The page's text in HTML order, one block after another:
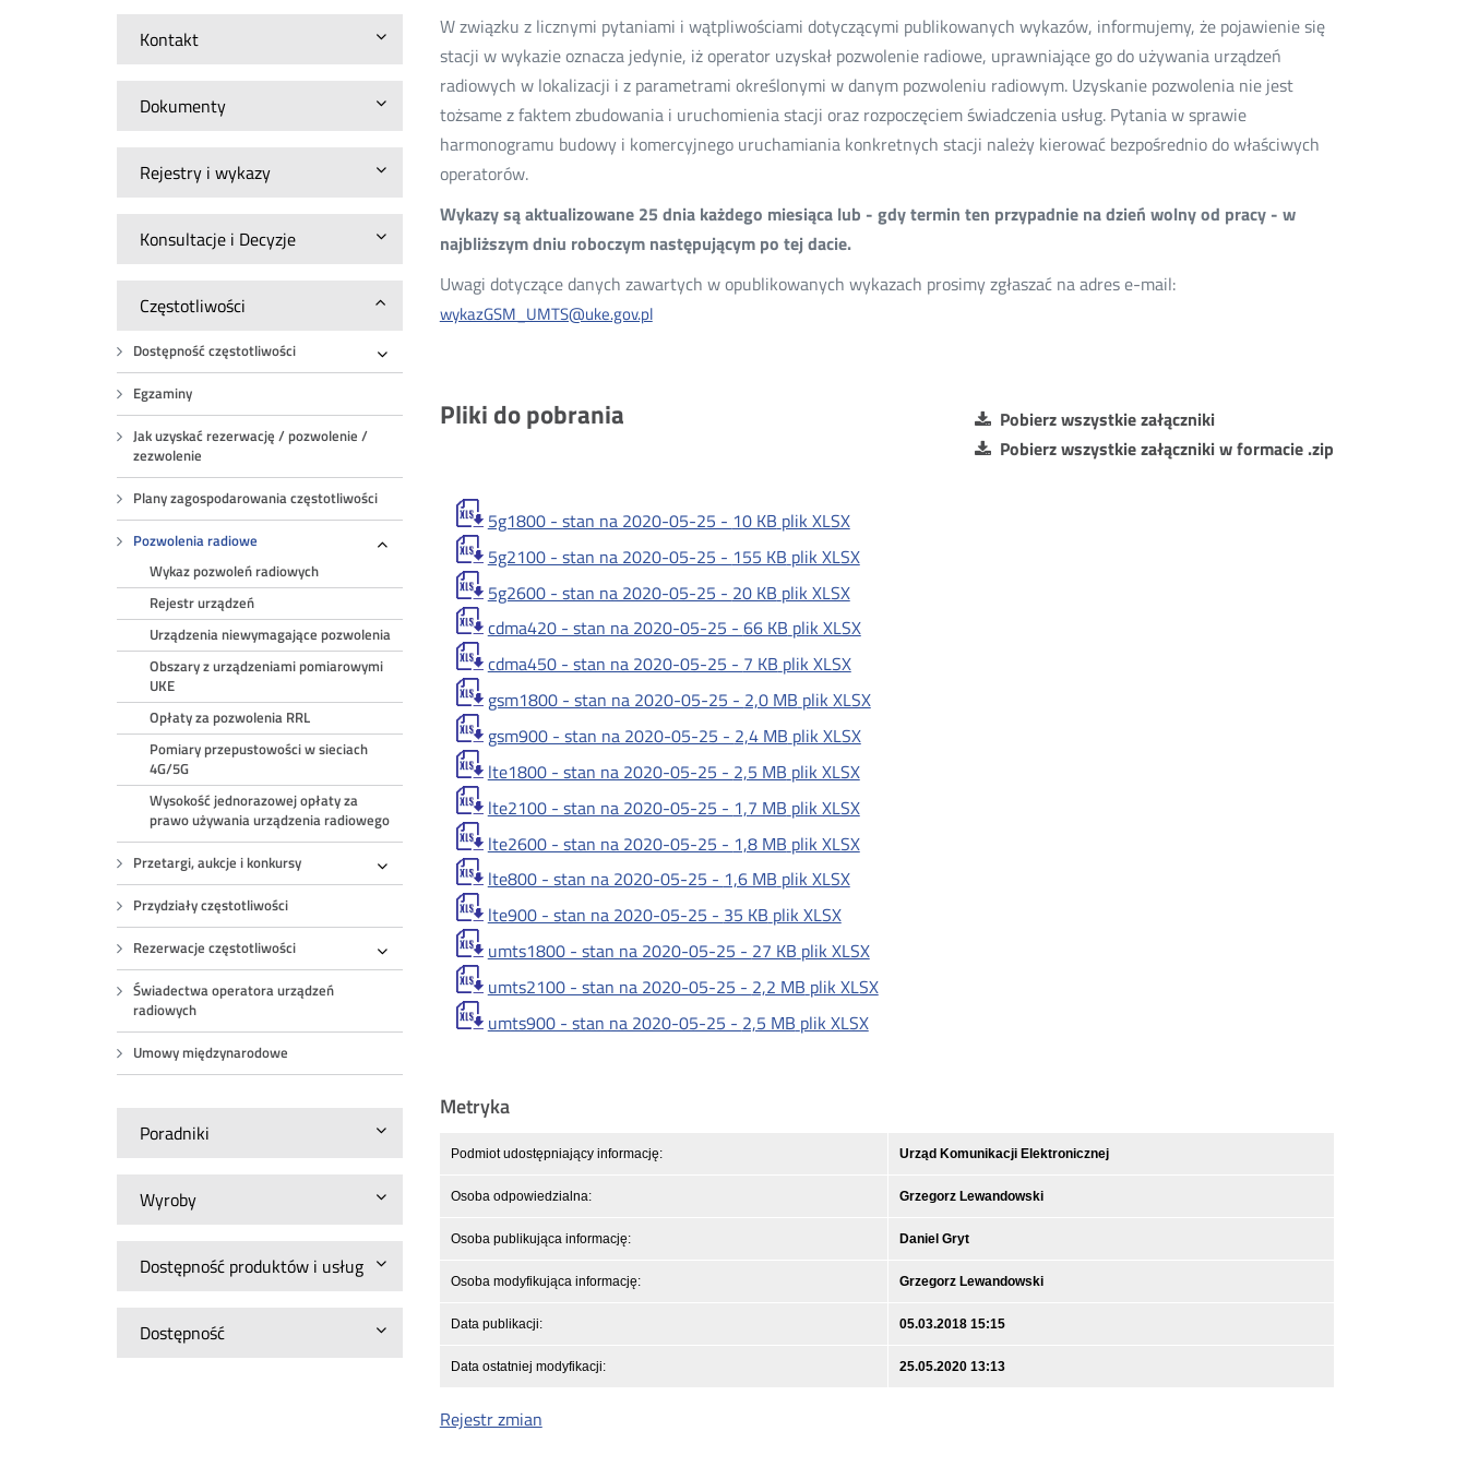
Kontakt
Dokumenty
Rejestry i wykazy
Konsultacje i Decyzje
Częstotliwości
Dostępność częstotliwości
Rozwiń
Egzaminy
Jak uzyskać rezerwację / pozwolenie /
zezwolenie
Plany zagospodarowania częstotliwości
Pozwolenia radiowe
Wykaz pozwoleń radiowych
Rejestr urządzeń
Urządzenia niewymagające pozwolenia
Obszary z urządzeniami pomiarowymi
UKE
Opłaty za pozwolenia RRL
Pomiary przepustowości w sieciach
4G/5G
Wysokość jednorazowej opłaty za
prawo używania urządzenia radiowego
Przetargi, aukcje i konkursy
Rozwiń
Przydziały częstotliwości
Rezerwacje częstotliwości
Rozwiń
Świadectwa operatora urządzeń
radiowych
Umowy międzynarodowe
Poradniki
Wyroby
Dostępność produktów i usług
Dostępność
W związku z licznymi pytaniami i wątpliwościami dotyczącymi publikowanych wykazów, informujemy, że pojawienie się
stacji w wykazie oznacza jedynie, iż operator uzyskał pozwolenie radiowe, uprawniające go do używania urządzeń
radiowych w lokalizacji i z parametrami określonymi w danym pozwoleniu radiowym. Uzyskanie pozwolenia nie jest
tożsame z faktem zbudowania i uruchomienia stacji oraz rozpoczęciem świadczenia usług. Pytania w sprawie
harmonogramu budowy i komercyjnego uruchamiania konkretnych stacji należy kierować bezpośrednio do właściwych
operatorów.
Wykazy są aktualizowane 25 dnia każdego miesiąca lub - gdy termin ten przypadnie na dzień wolny od pracy - w
najbliższym dniu roboczym następującym po tej dacie.
Uwagi dotyczące danych zawartych w opublikowanych wykazach prosimy zgłaszać na adres e-mail:
wykazGSM_UMTS@uke.gov.pl
Pliki do pobrania
Pobierz wszystkie załączniki
Pobierz wszystkie załączniki w formacie .zip
5g1800 - stan na 2020-05-25 - 10 KB plik XLSX
5g2100 - stan na 2020-05-25 - 155 KB plik XLSX
5g2600 - stan na 2020-05-25 - 20 KB plik XLSX
cdma420 - stan na 2020-05-25 - 66 KB plik XLSX
cdma450 - stan na 2020-05-25 - 7 KB plik XLSX
gsm1800 - stan na 2020-05-25 - 2,0 MB plik XLSX
gsm900 - stan na 2020-05-25 - 2,4 MB plik XLSX
lte1800 - stan na 2020-05-25 - 2,5 MB plik XLSX
lte2100 - stan na 2020-05-25 - 1,7 MB plik XLSX
lte2600 - stan na 2020-05-25 - 1,8 MB plik XLSX
lte800 - stan na 2020-05-25 - 1,6 MB plik XLSX
lte900 - stan na 2020-05-25 - 35 KB plik XLSX
umts1800 - stan na 2020-05-25 - 27 KB plik XLSX
umts2100 - stan na 2020-05-25 - 2,2 MB plik XLSX
umts900 - stan na 2020-05-25 - 2,5 MB plik XLSX
Metryka
Podmiot udostępniający informację: Urząd Komunikacji Elektronicznej
Osoba odpowiedzialna: Grzegorz Lewandowski
Osoba publikująca informację: Daniel Gryt
Osoba modyfikująca informację: Grzegorz Lewandowski
Data publikacji: 05.03.2018 15:15
Data ostatniej modyfikacji: 25.05.2020 13:13
Rejestr zmian